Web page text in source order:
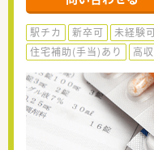
駅チカ 新卒可 未経験
住宅補助(手当)あり
高